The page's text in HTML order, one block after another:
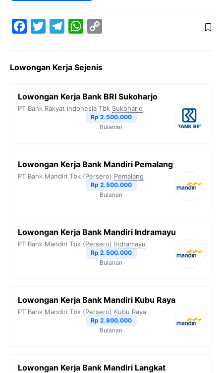
e
o
t
e
e
r
W
t
A
y
n
k
Lowongan Kerja Sejenis
Lowongan Kerja Bank BRI Sukoharjo
PT Bank Rakyat Indonesia Tbk Sukoharjo
Rp 2.500.000
Bulanan
Lowongan Kerja Bank Mandiri Pemalang
PT Bank Mandiri Tbk (Persero) Pemalang
Rp 2.500.000
Bulanan
Lowongan Kerja Bank Mandiri Indramayu
PT Bank Mandiri Tbk (Persero) Indramayu
Rp 2.500.000
Bulanan
Lowongan Kerja Bank Mandiri Kubu Raya
PT Bank Mandiri Tbk (Persero) Kubu Raya
Rp 2.800.000
Bulanan
Lowongan Kerja Bank Mandiri Langkat